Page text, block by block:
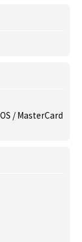
/ MasterCard